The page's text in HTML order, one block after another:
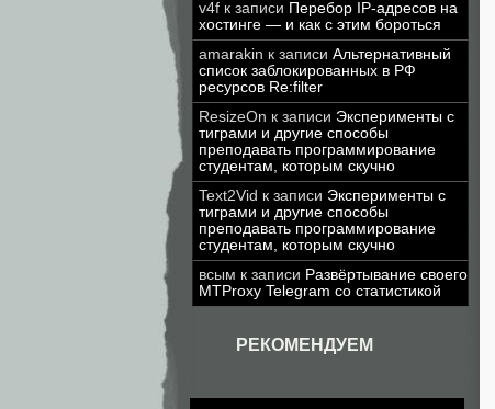
v4f к записи Перебор IP-адресов на
хостинге — и как с этим бороться
amarakin к записи Альтернативный
список заблокированных в РФ
ресурсов Re:filter
ResizeOn к записи Эксперименты с
тиграми и другие способы
преподавать программирование
студентам, которым скучно
Text2Vid к записи Эксперименты с
тиграми и другие способы
преподавать программирование
студентам, которым скучно
всым к записи Развёртывание своего
MTProxy Telegram со статистикой
РЕКОМЕНДУЕМ